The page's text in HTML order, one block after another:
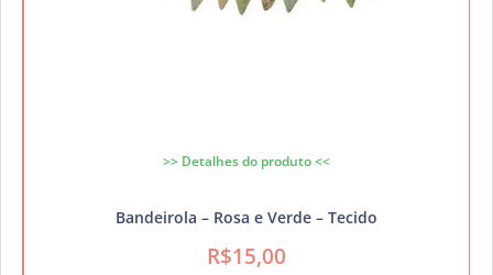
>> Detalhes do produto <<
Bandeirola – Rosa e Verde – Tecido
R$15,00